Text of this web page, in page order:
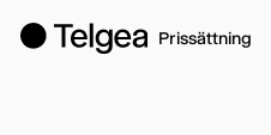
Prissättning